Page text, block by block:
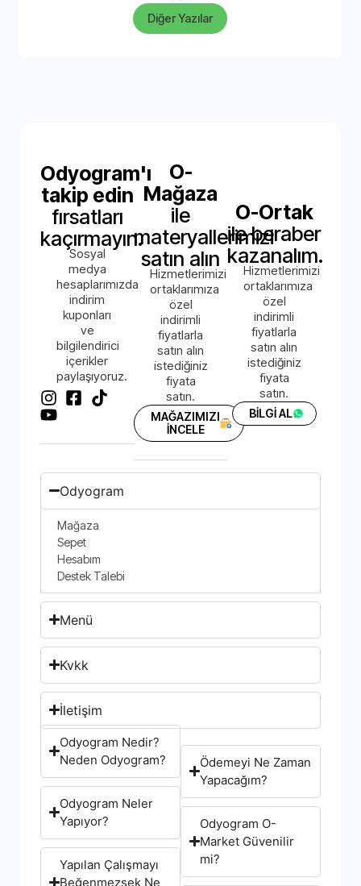
Diğer Yazılar
Odyogram'ı
takip edin
fırsatları
kaçırmayın.
Sosyal
medya
hesaplarımızda
indirim
kuponları
ve
bilgilendirici
içerikler
paylaşıyoruz.
O-
Mağaza
ile
materyallerimizi
satın alın
Hizmetlerimizi
ortaklarımıza
özel
indirimli
fiyatlarla
satın alın
istediğiniz
fiyata
satın.
MAĞAZIMIZI
İNCELE
O-Ortak
ile beraber
kazanalım.
Hizmetlerimizi
ortaklarımıza
özel
indirimli
fiyatlarla
satın alın
istediğiniz
fiyata
satın.
BİLGİ AL
Odyogram
Mağaza
Sepet
Hesabım
Destek Talebi
Menü
Kvkk
İletişim
Odyogram Nedir?
Neden Odyogram?
Odyogram Neler
Yapıyor?
Yapılan Çalışmayı
Beğenmezsek Ne
Ödemeyi Ne Zaman
Yapacağım?
Odyogram O-
Market Güvenilir
mi?